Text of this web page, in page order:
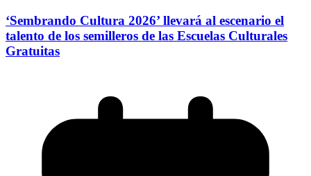
‘Sembrando Cultura 2026’ llevará al escenario el
talento de los semilleros de las Escuelas Culturales
Gratuitas